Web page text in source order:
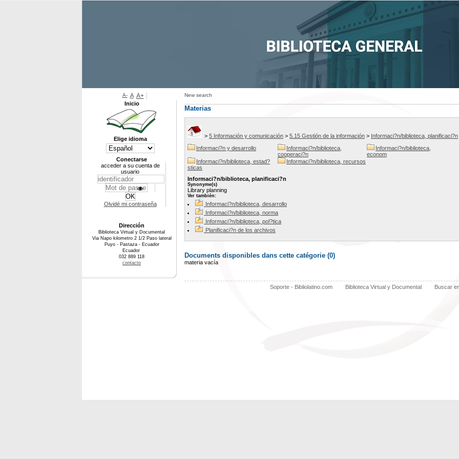
New search
Materias
> 5 Información y comunicación > 5.15 Gestión de la información > Informaci?n/biblioteca, planificaci?n
Informaci?n y desarrollo
Informaci?n/biblioteca,
cooperaci?n
Informaci?n/biblioteca,
econom
Informaci?n/biblioteca, estad?
sticas
Informaci?n/biblioteca, recursos
Informaci?n/biblioteca, planificaci?n
Synonyme(s)
Library planning
Ver también:
Informaci?n/biblioteca, desarrollo
Informaci?n/biblioteca, norma
Informaci?n/biblioteca, pol?tica
Planificaci?n de los archivos
Documents disponibles dans cette catégorie (0)
materia vacía
Soporte - Bibliolatino.com Biblioteca Virtual y Documental Buscar
A- A A+
Inicio
Elige idioma
Conectarse
acceder a su cuenta de
usuario
Olvidé mi contraseña
Dirección
Biblioteca Virtual y Documental
Via Napo kilometro 2 1/2 Paso lateral
Puyo - Pastaza - Ecuador
Ecuador
032 889 118
contacto